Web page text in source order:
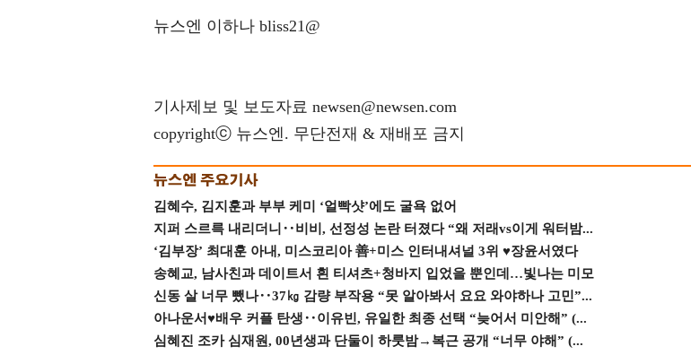
뉴스엔 이하나 bliss21@
기사제보 및 보도자료 newsen@newsen.com
copyrightⓒ 뉴스엔. 무단전재 & 재배포 금지
김혜수, 김지훈과 부부 케미 ‘얼빡샷’에도 굴욕 없어
지퍼 스르륵 내리더니‥비비, 선정성 논란 터졌다 “왜 저래vs이게 워터밤...
‘김부장’ 최대훈 아내, 미스코리아 善+미스 인터내셔널 3위 ♥장윤서였다
송혜교, 남사친과 데이트서 흰 티셔츠+청바지 입었을 뿐인데…빛나는 미모
신동 살 너무 뺐나‥37㎏ 감량 부작용 “못 알아봐서 요요 와야하나 고민”...
아나운서♥배우 커플 탄생‥이유빈, 유일한 최종 선택 “늦어서 미안해” (...
심혜진 조카 심재원, 00년생과 단둘이 하룻밤→복근 공개 “너무 야해” (...